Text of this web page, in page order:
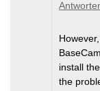
install
the